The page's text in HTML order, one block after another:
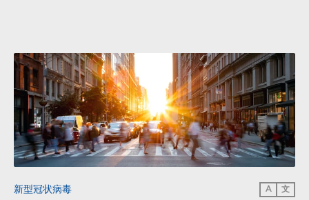
新型冠状病毒 A 文